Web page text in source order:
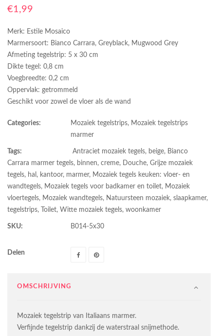
€1,99
Merk: Estile Mosaico
Marmersoort: Bianco Carrara, Greyblack, Mugwood Grey
Afmeting tegelstrip: 5 x 30 cm
Dikte tegel: 0,8 cm
Voegbreedte: 0,2 cm
Oppervlak: getrommeld
Geschikt voor zowel de vloer als de wand
Categories: Mozaiek tegelstrips, Mozaiek tegelstrips
marmer
Tags: Antraciet mozaiek tegels, beige, Bianco
Carrara marmer tegels, binnen, creme, Douche, Grijze mozaiek
tegels, hal , kantoor, marmer, Mozaiek tegels keuken: vloer- en
wandtegels, Mozaiek tegels voor badkamer en toilet, Mozaiek
vloertegels, Mozaiek wandtegels, Natuursteen mozaiek, slaapkamer,
tegelstrips, Toilet, Witte mozaiek tegels, woonkamer
SKU: B014-5x30
Delen
OMSCHRIJVING
Mozaiek tegelstrip van Italiaans marmer.
Verfijnde tegelstrip dankzij de waterstraal snijmethode.